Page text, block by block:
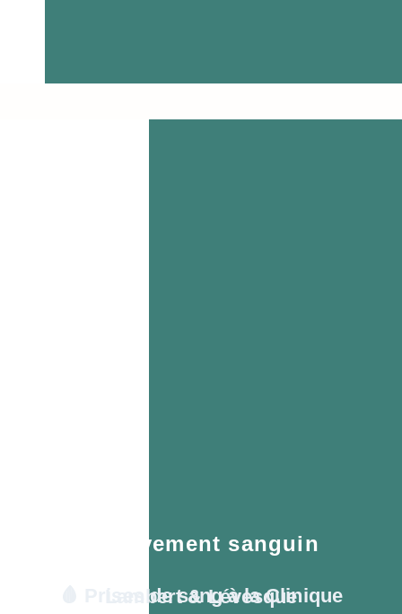
Prélèvement sanguin
Prises de sang à la Clinique Lambert & Lévesque